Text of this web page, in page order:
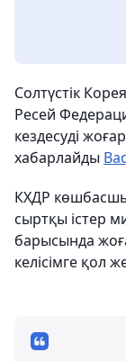
Солтүстік
Ресей
кездесуді
хабарлайды
КХДР
сыртқы істер
барысында
келісімге қол